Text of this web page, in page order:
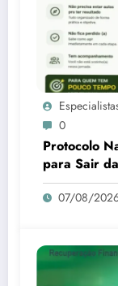
0
Protocolo
para Sair
07/08/